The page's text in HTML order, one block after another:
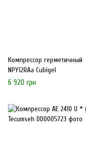
Компрессор герметичный
NPY12RAa Cubigel
6 920 грн